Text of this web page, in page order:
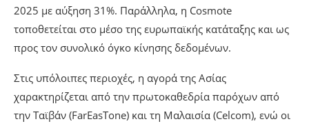
2025 με αύξηση 31%. Παράλληλα, η Cosmote
τοποθετείται στο μέσο της ευρωπαϊκής κατάταξης και ως
προς τον συνολικό όγκο κίνησης δεδομένων.
Στις υπόλοιπες περιοχές, η αγορά της Ασίας
χαρακτηρίζεται από την πρωτοκαθεδρία παρόχων από
την Ταϊβάν (FarEasTone) και τη Μαλαισία (Celcom), ενώ οι